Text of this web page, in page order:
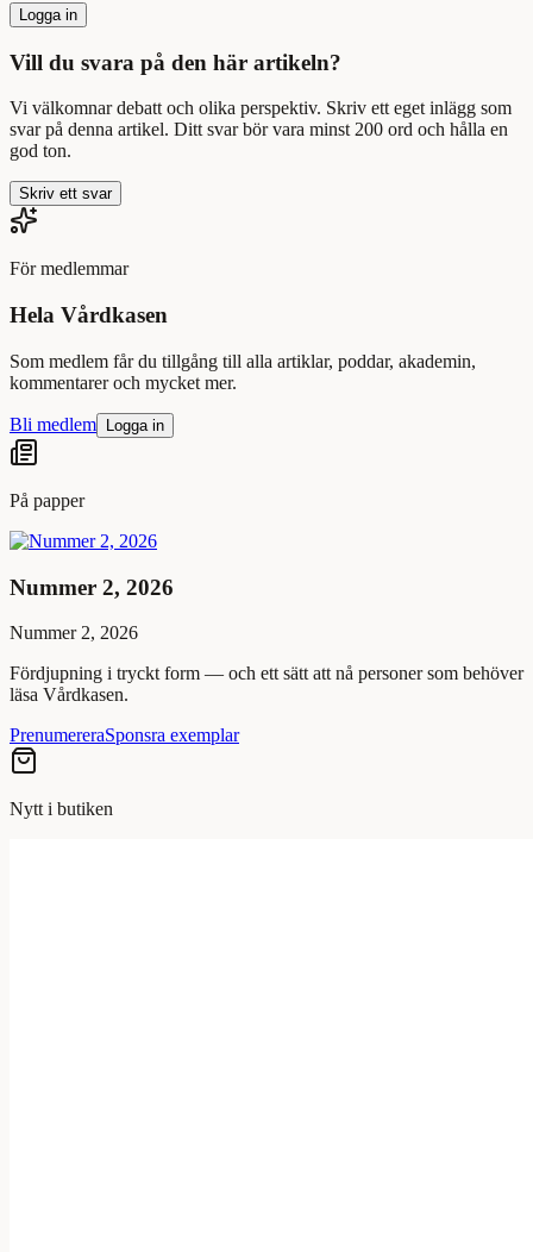
Logga in
Vill du svara på den här artikeln?
Vi välkomnar debatt och olika perspektiv. Skriv ett eget inlägg som
svar på denna artikel. Ditt svar bör vara minst 200 ord och hålla en
god ton.
Skriv ett svar
För medlemmar
Hela Vårdkasen
Som medlem får du tillgång till alla artiklar, poddar, akademin,
kommentarer och mycket mer.
Bli medlem Logga in
På papper
Nummer 2, 2026
Nummer 2, 2026
Fördjupning i tryckt form — och ett sätt att nå personer som behöver
läsa Vårdkasen.
PrenumereraSponsra exemplar
Nytt i butiken